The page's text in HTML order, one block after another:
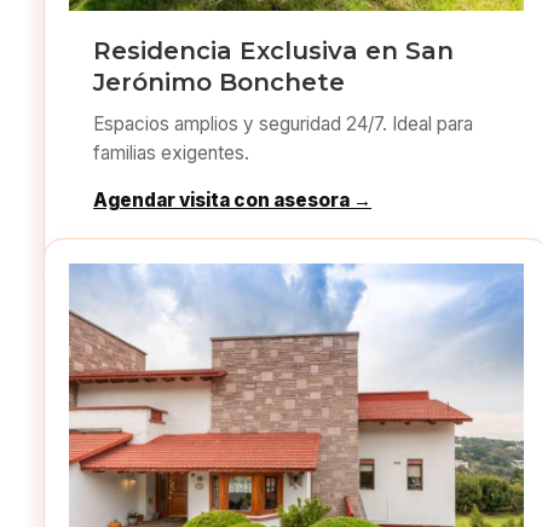
Residencia Exclusiva en San
Jerónimo Bonchete
Espacios amplios y seguridad 24/7. Ideal para
familias exigentes.
Agendar visita con asesora →